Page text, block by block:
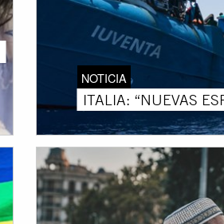
NOTICIA
ITALIA: “NUEVAS